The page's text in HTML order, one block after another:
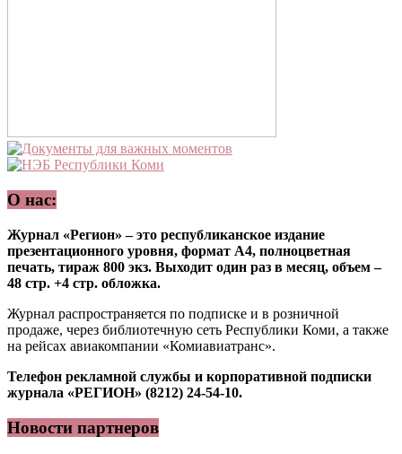
О нас:
Журнал «Регион» – это республиканское издание
презентационного уровня, формат А4, полноцветная
печать, тираж 800 экз. Выходит один раз в месяц, объем –
48 стр. +4 стр. обложка.
Журнал распространяется по подписке и в розничной
продаже, через библиотечную сеть Республики Коми, а также
на рейсах авиакомпании «Комиавиатранс».
Телефон рекламной службы и корпоративной подписки
журнала «РЕГИОН» (8212) 24-54-10.
Новости партнеров